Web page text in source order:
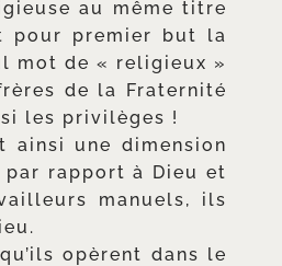
au même titre
pour pre­mier but la
mot de « reli­gieux »
de la Fraternité
les privilèges !
une dimen­sion
rap­port à Dieu et
manuels, ils
opèrent dans le